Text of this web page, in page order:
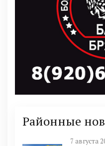
Районные
7 августа